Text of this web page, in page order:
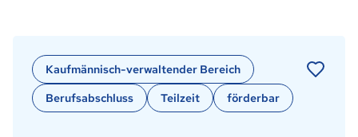
Kaufmännisch-verwaltender Bereich
Berufsabschluss
Teilzeit förderbar